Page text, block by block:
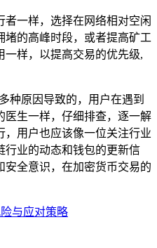
一样，选择在网络相对空闲
堵的高峰时段，或者提高矿工
一样，以提高交易的优先级,
种原因导致的，用户在遇到
医生一样，仔细排查，逐一解
，用户也应该像一位关注行业
行业的动态和钱包的更新信
安全意识，在加密货币交易的
与应对策略